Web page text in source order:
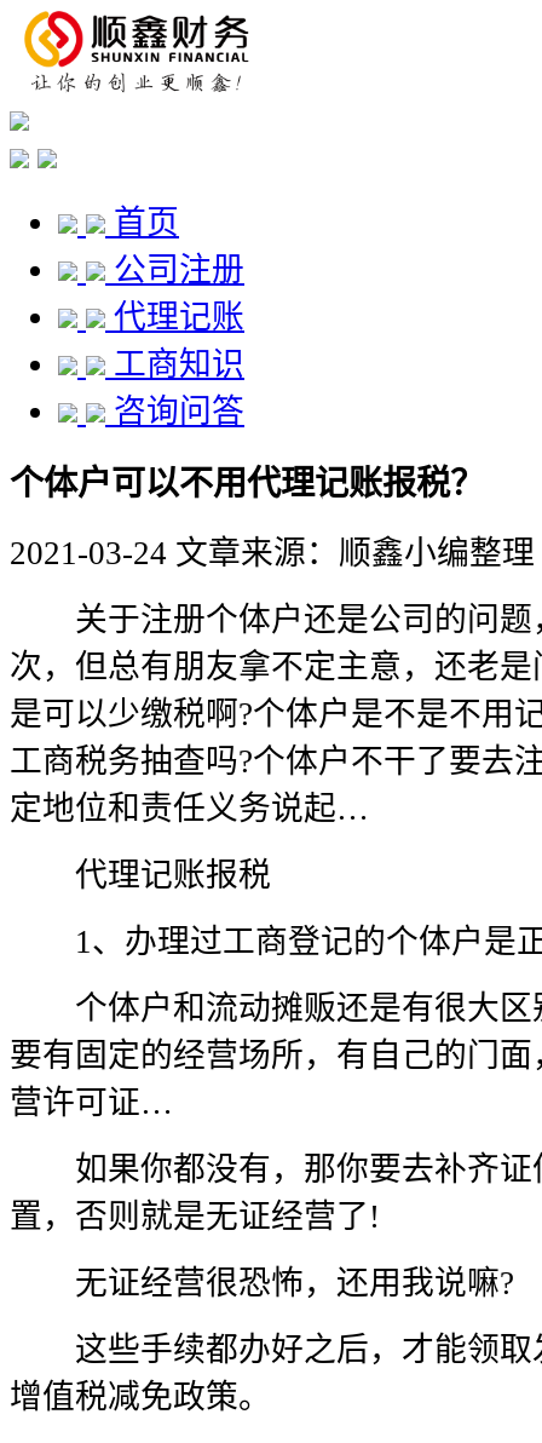
首页
公司注册
代理记账
工商知识
咨询问答
个体户可以不用代理记账报税？
2021-03-24 文章来源：顺鑫小编整理
关于注册个体户还是公司的问题
次，但总有朋友拿不定主意，还老
是可以少缴税啊?个体户是不是不用
工商税务抽查吗?个体户不干了要去
定地位和责任义务说起…
代理记账报税
1、办理过工商登记的个体户是
个体户和流动摊贩还是有很大区
要有固定的经营场所，有自己的门
营许可证…
如果你都没有，那你要去补齐证
置，否则就是无证经营了!
无证经营很恐怖，还用我说嘛?
这些手续都办好之后，才能领取
增值税减免政策。